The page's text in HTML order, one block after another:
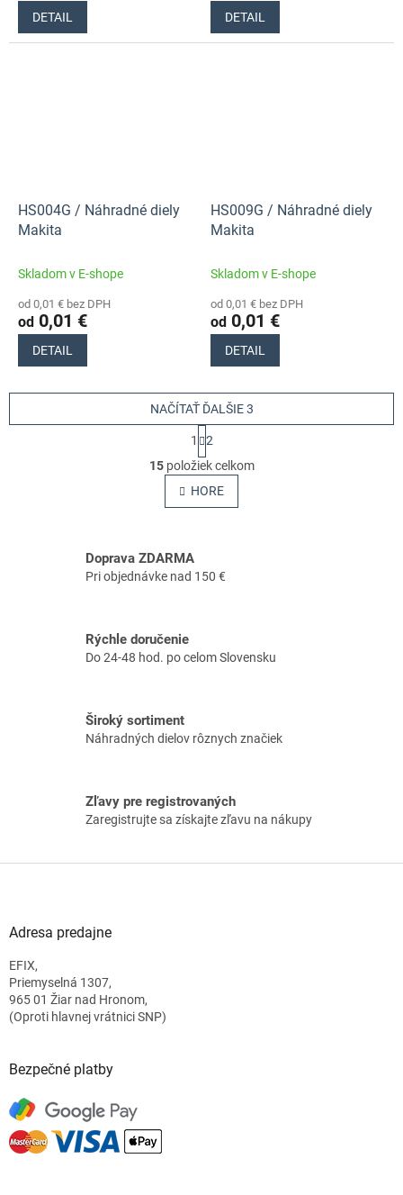
DETAIL DETAIL
HS004G / Náhradné diely
Makita
Skladom v E-shope
od 0,01 € bez DPH
od 0,01 €
DETAIL
HS009G / Náhradné diely
Makita
Skladom v E-shope
od 0,01 € bez DPH
od 0,01 €
DETAIL
O
v
l
á
i
k
p
i
NAČÍTAŤ ĎALŠIE 3
S
t
r
á
n
k
n
i
1
2
15položiek celkom
HORE
Doprava ZDARMA
Pri objednávke nad 150 €
Rýchle doručenie
Do 24-48 hod. po celom Slovensku
Široký sortiment
Náhradných dielov rôznych značiek
Zľavy pre registrovaných
Zaregistrujte sa získajte zľavu na nákupy
Adresa predajne
EFIX,
Priemyselná 1307,
965 01 Žiar nad Hronom,
(Oproti hlavnej vrátnici SNP)
Bezpečné platby